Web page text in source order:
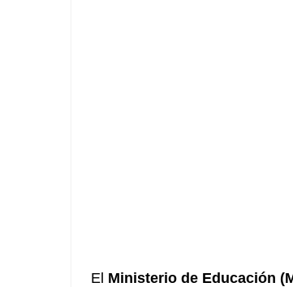
El Ministerio de Educación